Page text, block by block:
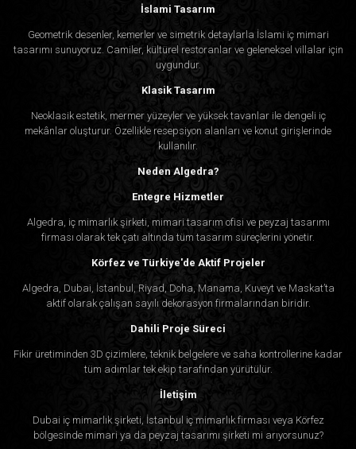
İslami Tasarım
Geometrik desenler, kemerler ve simetrik detaylarla İslami iç mimari
tasarımı sunuyoruz. Camiler, kültürel restoranlar ve geleneksel villalar için
uygundur.
Klasik Tasarım
Neoklasik estetik, mermer yüzeyler ve yüksek tavanlar ile dengeli iç
mekânlar oluşturur. Özellikle resepsiyon alanları ve konut girişlerinde
kullanılır.
Neden Algedra?
Entegre Hizmetler
Algedra, iç mimarlık şirketi, mimari tasarım ofisi ve peyzaj tasarımı
firması olarak tek çatı altında tüm tasarım süreçlerini yönetir.
Körfez ve Türkiye'de Aktif Projeler
Algedra, Dubai, İstanbul, Riyad, Doha, Manama, Kuveyt ve Maskat’ta
aktif olarak çalışan sayılı dekorasyon firmalarından biridir.
Dahili Proje Süreci
Fikir üretiminden 3D çizimlere, teknik belgelere ve saha kontrollerine kadar
tüm adımlar tek ekip tarafından yürütülür.
İletişim
Dubai iç mimarlık şirketi, İstanbul iç mimarlık firması veya Körfez
bölgesinde mimari ya da peyzaj tasarımı şirketi mi arıyorsunuz?